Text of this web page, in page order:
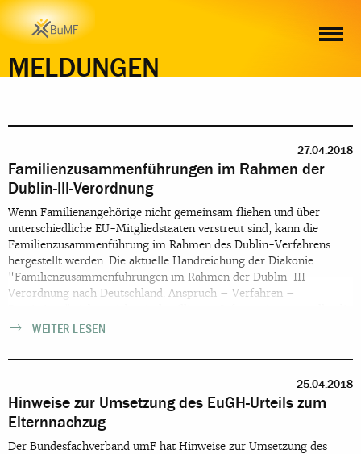
MELDUNGEN
27.04.2018
Familienzusammenführungen im Rahmen der
Dublin-III-Verordnung
Wenn Familienangehörige nicht gemeinsam fliehen und über
unterschiedliche EU-Mitgliedstaaten verstreut sind, kann die
Familienzusammenführung im Rahmen des Dublin-Verfahrens
hergestellt werden. Die aktuelle Handreichung der Diakonie
"Familienzusammenführungen im Rahmen der Dublin-III-
Verordnung nach Deutschland. Anspruch – Verfahren –
in der Beratung und Begleitung von Flüchtlingen tätig sind.
WEITER LESEN
25.04.2018
Hinweise zur Umsetzung des EuGH-Urteils zum
Elternnachzug
Der Bundesfachverband umF hat Hinweise zur Umsetzung des